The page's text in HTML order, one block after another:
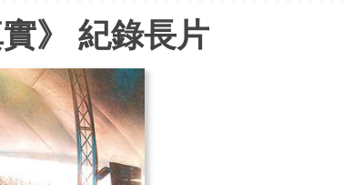
》 紀錄長片